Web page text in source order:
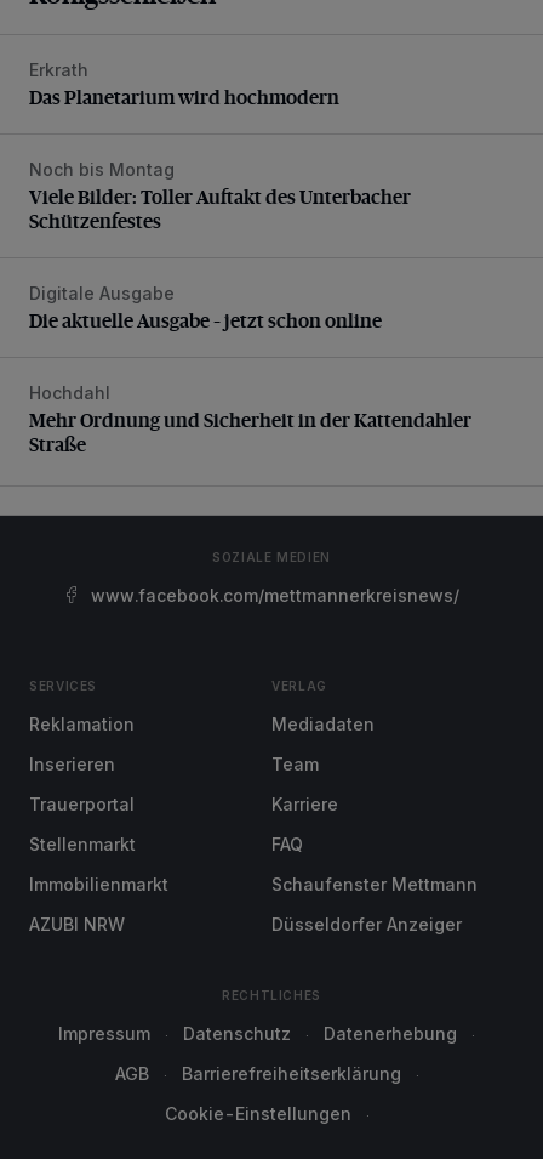
Das Planetarium wird hochmodern
Erkrath
Das Planetarium wird hochmodern
Viele Bilder: Toller Auftakt des Unterbacher
Noch bis Montag
Viele Bilder: Toller Auftakt des Unterbacher
Schützenfestes
Die aktuelle Ausgabe – jetzt schon online
Digitale Ausgabe
Die aktuelle Ausgabe – jetzt schon online
Mehr Ordnung und Sicherheit in der Kattendahler Straße
Hochdahl
Mehr Ordnung und Sicherheit in der Kattendahler
Straße
SOZIALE MEDIEN
www.facebook.com/mettmannerkreisnews/
SERVICES
Reklamation
Inserieren
Trauerportal
Stellenmarkt
Immobilienmarkt
AZUBI NRW
VERLAG
Mediadaten
Team
Karriere
FAQ
Schaufenster Mettmann
Düsseldorfer Anzeiger
RECHTLICHES
Impressum Datenschutz
Datenerhebung
AGB
Barrierefreiheitserklärung
Cookie-Einstellungen